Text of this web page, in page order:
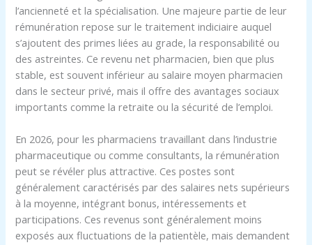
l’ancienneté et la spécialisation. Une majeure partie de leur
rémunération repose sur le traitement indiciaire auquel
s’ajoutent des primes liées au grade, la responsabilité ou
des astreintes. Ce revenu net pharmacien, bien que plus
stable, est souvent inférieur au salaire moyen pharmacien
dans le secteur privé, mais il offre des avantages sociaux
importants comme la retraite ou la sécurité de l’emploi.
En 2026, pour les pharmaciens travaillant dans l’industrie
pharmaceutique ou comme consultants, la rémunération
peut se révéler plus attractive. Ces postes sont
généralement caractérisés par des salaires nets supérieurs
à la moyenne, intégrant bonus, intéressements et
participations. Ces revenus sont généralement moins
exposés aux fluctuations de la patientèle, mais demandent